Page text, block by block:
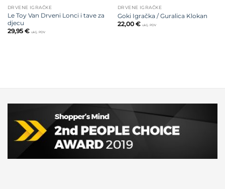
DRVENE IGRAČKE
Le Toy Van Drveni Lonci i tave za
djecu
29,95 € uklj. PDV
DRVENE IGRAČKE
Goki Igračka / Guralica Klokan
22,00 € uklj. PDV